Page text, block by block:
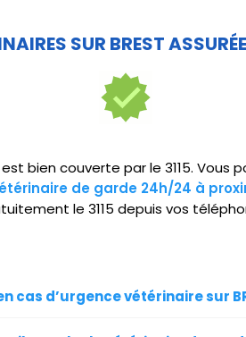
SUR BREST
est bien couverte par le 3115. Vous
de garde 24h/24 à
le 3115 depuis vos
cas d’urgence vétérinaire sur